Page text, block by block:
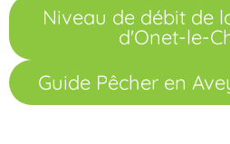
Niveau de débit de
d'Onet-le-
Guide Pêcher en